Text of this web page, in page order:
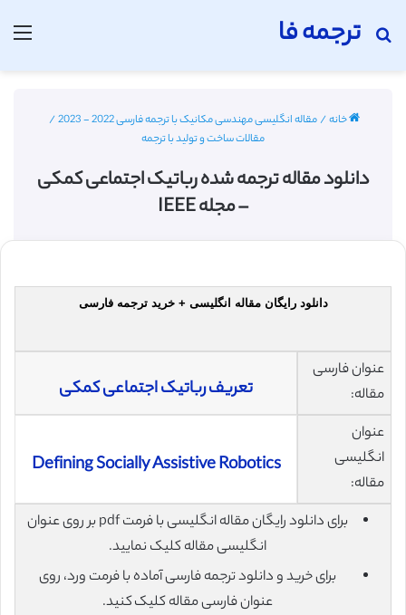
ترجمه فا
جستجو برای
خانه/مقاله انگلیسی مهندسی مکانیک با ترجمه فارسی 2022 - 2023
/
مقالات ساخت و تولید با ترجمه
دانلود مقاله ترجمه شده رباتیک اجتماعی کمکی
– مجله IEEE
دانلود رایگان مقاله انگلیسی + خرید ترجمه فارسی
عنوان فارسی
مقاله:
تعریف رباتیک اجتماعی کمکی
عنوان
انگلیسی
مقاله:
Defining Socially Assistive Robotics
برای دانلود رایگان مقاله انگلیسی با فرمت pdf بر روی عنوان
انگلیسی مقاله کلیک نمایید.
برای خرید و دانلود ترجمه فارسی آماده با فرمت ورد، روی
عنوان فارسی مقاله کلیک کنید.